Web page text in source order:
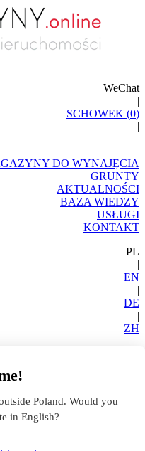
WeChat
|
SCHOWEK (0)
|
DO WYNAJĘCIA
GRUNTY
AKTUALNOŚCI
BAZA WIEDZY
USŁUGI
KONTAKT
PL
|
EN
|
DE
|
ZH
Poland. Would you
in English?